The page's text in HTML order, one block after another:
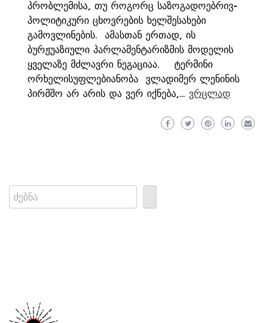
პრობლემისა, თუ როგორც საზოგადოებრივ-
პოლიტიკური ცხოვრების ხელშესახები
გამოვლინების. ამასთან ერთად, ის
ბურჟუაზიული პარლამენტარიზმის მოდელის
ყველაზე მძლავრი ნეგაციაა. ტერმინი
ორხელისუფლებიანობა ვლადიმერ ლენინის
პირმშო არ არის და ვერ იქნება,… ვრცლად
Search